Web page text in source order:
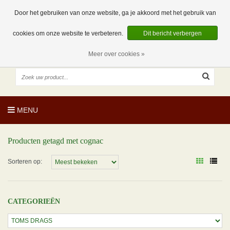
0 Artikelen
NL
EUR
MENU
Producten getagd met cognac
Sorteren op:
CATEGORIEËN
Door het gebruiken van onze website, ga je akkoord met het gebruik van
cookies om onze website te verbeteren. Dit bericht verbergen
Meer over cookies »